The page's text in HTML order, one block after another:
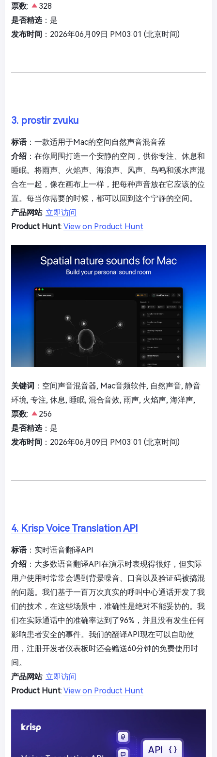
票数:
328
是否精选：是
发布时间 ：2026年06月09日 PM03:01 (北京时间)
3. prostir zvuku
标语：一款适用于Mac的空间自然声音混音器
介绍 ：在你周围打造一个安静的空间，供你专注、休息和
睡眠。将雨声、火焰声、海浪声、风声、鸟鸣和溪水声混
合在一起，像在画布上一样，把每种声音放在它应该的位
置。每当你需要的时候，都可以回到这个宁静的空间。
产品网站: 立即访问
Product Hunt: View on Product Hunt
关键词 ：空间声音混音器, Mac音频软件, 自然声音, 静音
环境, 专注, 休息, 睡眠, 混合音效, 雨声, 火焰声, 海洋声,
票数:
256
是否精选：是
发布时间 ：2026年06月09日 PM03:01 (北京时间)
4. Krisp Voice Translation API
标语：实时语音翻译API
介绍 ：大多数语音翻译API在演示时表现得很好，但实际
用户使用时常常会遇到背景噪音、口音以及验证码被搞混
的问题。我们基于一百万次真实的呼叫中心通话开发了我
们的技术，在这些场景中，准确性是绝对不能妥协的。我
们在实际通话中的准确率达到了96%，并且没有发生任何
影响患者安全的事件。我们的翻译API现在可以自助使
用，注册开发者仪表板时还会赠送60分钟的免费使用时
间。
产品网站: 立即访问
Product Hunt: View on Product Hunt